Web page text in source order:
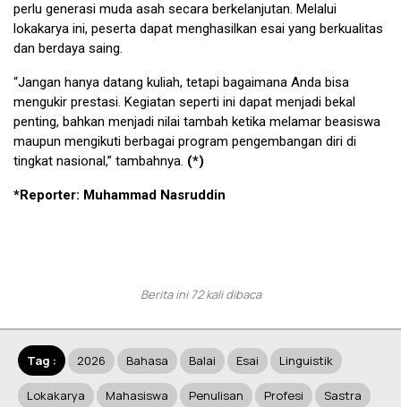
perlu generasi muda asah secara berkelanjutan. Melalui
lokakarya ini, peserta dapat menghasilkan esai yang berkualitas
dan berdaya saing.
“Jangan hanya datang kuliah, tetapi bagaimana Anda bisa
mengukir prestasi. Kegiatan seperti ini dapat menjadi bekal
penting, bahkan menjadi nilai tambah ketika melamar beasiswa
maupun mengikuti berbagai program pengembangan diri di
tingkat nasional,” tambahnya. (*)
*Reporter: Muhammad Nasruddin
Berita ini 72 kali dibaca
Tag : 2026 Bahasa Balai Esai Linguistik
Lokakarya Mahasiswa Penulisan Profesi Sastra